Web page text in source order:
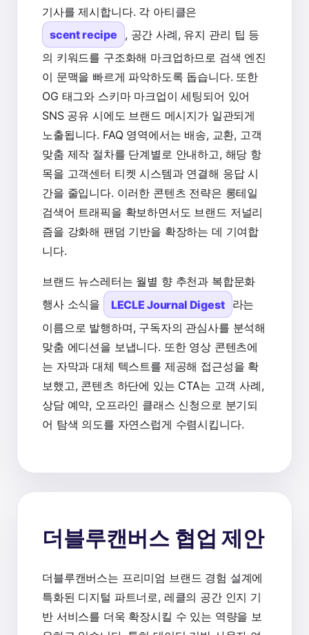
기사를 제시합니다. 각 아티클은
scent recipe
, 공간 사례, 유지 관리 팁 등
의 키워드를 구조화해 마크업하므로 검색 엔진
이 문맥을 빠르게 파악하도록 돕습니다. 또한
OG 태그와 스키마 마크업이 세팅되어 있어
SNS 공유 시에도 브랜드 메시지가 일관되게
노출됩니다. FAQ 영역에서는 배송, 교환, 고객
맞춤 제작 절차를 단계별로 안내하고, 해당 항
목을 고객센터 티켓 시스템과 연결해 응답 시
간을 줄입니다. 이러한 콘텐츠 전략은 롱테일
검색어 트래픽을 확보하면서도 브랜드 저널리
즘을 강화해 팬덤 기반을 확장하는 데 기여합
니다.
브랜드 뉴스레터는 월별 향 추천과 복합문화
행사 소식을
LECLE Journal Digest
라는
이름으로 발행하며, 구독자의 관심사를 분석해
맞춤 에디션을 보냅니다. 또한 영상 콘텐츠에
는 자막과 대체 텍스트를 제공해 접근성을 확
보했고, 콘텐츠 하단에 있는 CTA는 고객 사례,
상담 예약, 오프라인 클래스 신청으로 분기되
어 탐색 의도를 자연스럽게 수렴시킵니다.
더블루캔버스 협업 제안
더블루캔버스는 프리미엄 브랜드 경험 설계에
특화된 디지털 파트너로, 레클의 공간 인지 기
반 서비스를 더욱 확장시킬 수 있는 역량을 보